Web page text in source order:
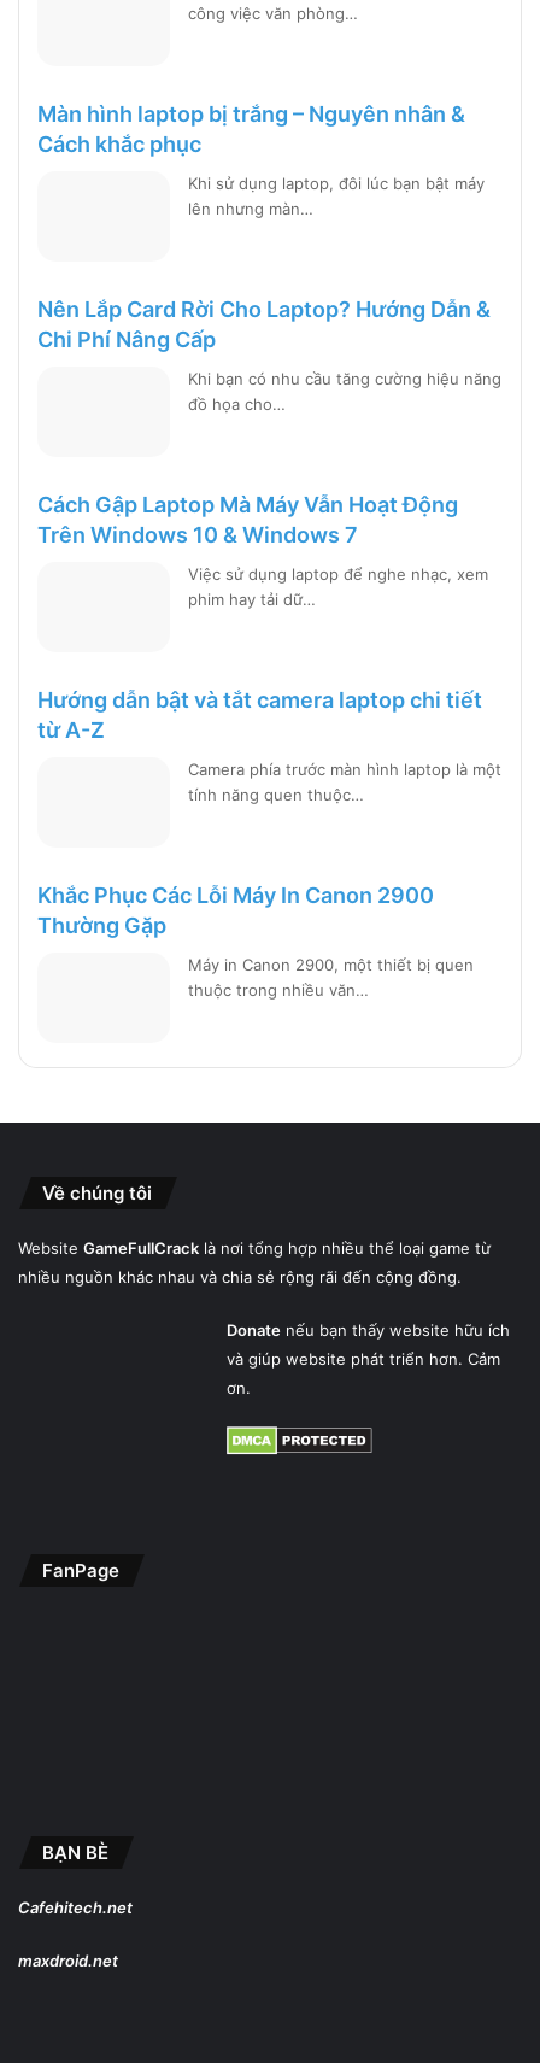
công việc văn phòng…
Màn hình laptop bị trắng – Nguyên nhân &
Cách khắc phục
Khi sử dụng laptop, đôi lúc bạn bật máy
lên nhưng màn…
Nên Lắp Card Rời Cho Laptop? Hướng Dẫn &
Chi Phí Nâng Cấp
Khi bạn có nhu cầu tăng cường hiệu năng
đồ họa cho…
Cách Gập Laptop Mà Máy Vẫn Hoạt Động
Trên Windows 10 & Windows 7
Việc sử dụng laptop để nghe nhạc, xem
phim hay tải dữ…
Hướng dẫn bật và tắt camera laptop chi tiết
từ A-Z
Camera phía trước màn hình laptop là một
tính năng quen thuộc…
Khắc Phục Các Lỗi Máy In Canon 2900
Thường Gặp
Máy in Canon 2900, một thiết bị quen
thuộc trong nhiều văn…
Về chúng tôi
Website GameFullCrack là nơi tổng hợp nhiều thể loại game từ
nhiều nguồn khác nhau và chia sẻ rộng rãi đến cộng đồng.
Donatenếu bạn thấy website hữu ích
và giúp website phát triển hơn. Cảm
ơn.
FanPage
BẠN BÈ
Cafehitech.net
maxdroid.net